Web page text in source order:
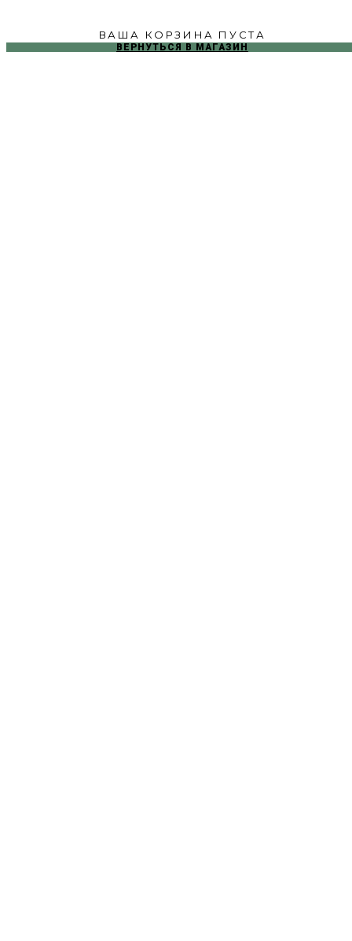
ВАША КОРЗИНА ПУСТА
ВЕРНУТЬСЯ В МАГАЗИН